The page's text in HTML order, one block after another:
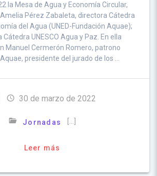
la Mesa de Agua y Economía Circular,
Pérez Zabaleta, directora Cátedra
del Agua (UNED-Fundación Aquae);
UNESCO Agua y Paz. En ella
Manuel Cermerón Romero, patrono
presidente del jurado de los …
30 de marzo de 2022
Jornadas […]
Leer más